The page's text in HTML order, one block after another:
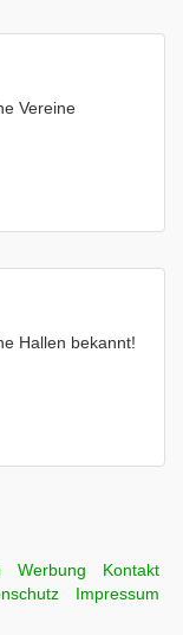
Vereine
Hallen bekannt!
Werbung
Kontakt
Impressum